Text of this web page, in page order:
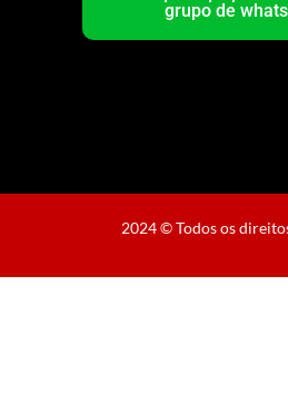
grupo de
2024© Todos os